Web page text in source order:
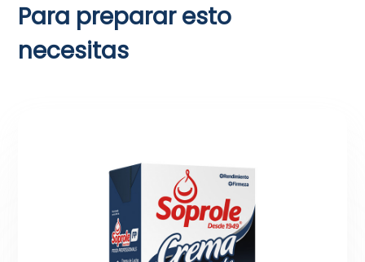
Para preparar esto
necesitas